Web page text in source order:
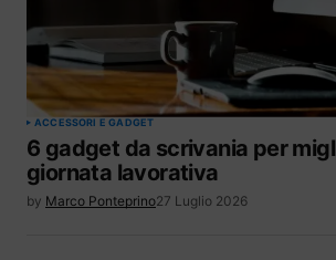
ACCESSORI E GADGET
6 gadget da scrivania per
giornata lavorativa
by Marco Ponteprino27 Luglio 2026